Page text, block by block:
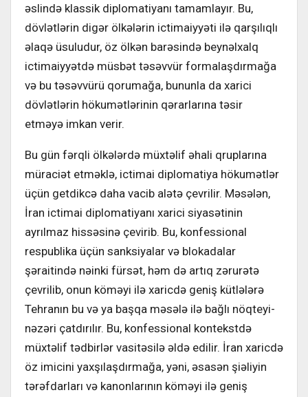
əslində klassik diplomatiyanı tamamlayır. Bu,
dövlətlərin digər ölkələrin ictimaiyyəti ilə qarşılıqlı
əlaqə üsuludur, öz ölkən barəsində beynəlxalq
ictimaiyyətdə müsbət təsəvvür formalaşdırmağa
və bu təsəvvürü qorumağa, bununla da xarici
dövlətlərin hökumətlərinin qərarlarına təsir
etməyə imkan verir.
Bu gün fərqli ölkələrdə müxtəlif əhali qruplarına
müraciət etməklə, ictimai diplomatiya hökumətlər
üçün getdikcə daha vacib alətə çevrilir. Məsələn,
İran ictimai diplomatiyanı xarici siyasətinin
ayrılmaz hissəsinə çevirib. Bu, konfessional
respublika üçün sanksiyalar və blokadalar
şəraitində nəinki fürsət, həm də artıq zərurətə
çevrilib, onun köməyi ilə xaricdə geniş kütlələrə
Tehranın bu və ya başqa məsələ ilə bağlı nöqteyi-
nəzəri çatdırılır. Bu, konfessional kontekstdə
müxtəlif tədbirlər vasitəsilə əldə edilir. İran xaricdə
öz imicini yaxşılaşdırmağa, yəni, əsasən şiəliyin
tərəfdarları və kanonlarının köməyi ilə geniş